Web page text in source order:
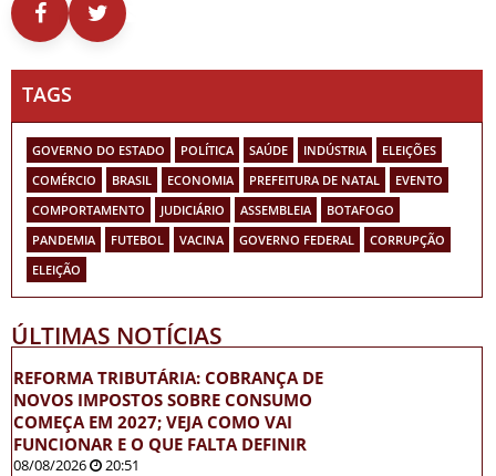
TAGS
GOVERNO DO ESTADO POLÍTICA SAÚDE INDÚSTRIA
ELEIÇÕES
COMÉRCIO
BRASIL ECONOMIA PREFEITURA DE NATAL
EVENTO
COMPORTAMENTO
JUDICIÁRIO ASSEMBLEIA
BOTAFOGO
PANDEMIA
FUTEBOL VACINA GOVERNO FEDERAL
CORRUPÇÃO
ELEIÇÃO
ÚLTIMAS NOTÍCIAS
REFORMA TRIBUTÁRIA: COBRANÇA DE
NOVOS IMPOSTOS SOBRE CONSUMO
COMEÇA EM 2027; VEJA COMO VAI
FUNCIONAR E O QUE FALTA DEFINIR
08/08/2026 20:51